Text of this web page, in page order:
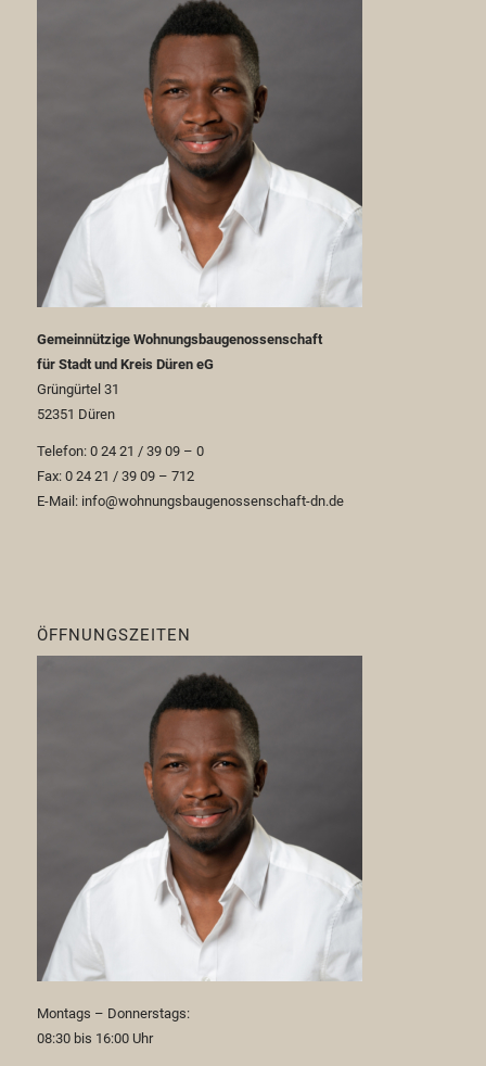
Gemeinnützige Wohnungsbaugenossenschaft
für Stadt und Kreis Düren eG
Grüngürtel 31
52351 Düren
Telefon: 0 24 21 / 39 09 – 0
Fax: 0 24 21 / 39 09 – 712
E-Mail: info@wohnungsbaugenossenschaft-dn.de
ÖFFNUNGSZEITEN
Montags – Donnerstags:
08:30 bis 16:00 Uhr